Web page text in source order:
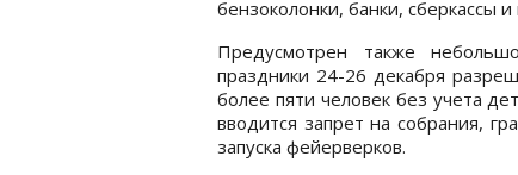
бензоколонки, банки, сберкассы
Предусмотрен также
праздники 24-26 декабря
более пяти человек без учета
вводится запрет на собрания,
запуска фейерверков.